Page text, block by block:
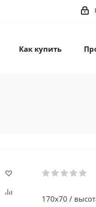
Как купить
170х70 /